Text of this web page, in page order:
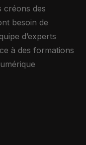
créons des
besoin de
d’experts
à des formations